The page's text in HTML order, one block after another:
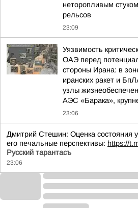
неторопливым
рельсов
23:09
Уязвимость
ОАЭ перед
стороны Ирана: в
иранских ракет и
узлы
АЭС «Барака»,
23:06
Дмитрий Стешин: Оценка состояния
его печальные перспективы: https://
Русский тарантасъ
23:06